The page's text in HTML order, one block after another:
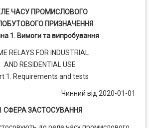
ЧАСУ ПРОМИСЛОВОГО
ПРИЗНАЧЕННЯ
1. Вимоги та випробування
RELAYS FOR INDUSTRIAL
AND RESIDENTIAL USE
1. Requirements and tests
Чинний від 2020-01-01
СФЕРА ЗАСТОСУВАННЯ